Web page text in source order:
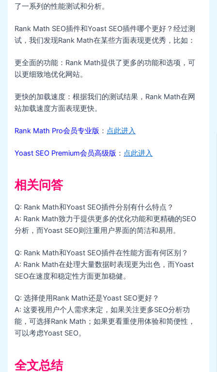
了一系列的性能测试和分析。
Rank Math SEO插件和Yoast⁤ SEO插件哪个更好？经过测
试，我们发现Rank Math在某些方面表现更优秀，比如：
更全面的功能：Rank Math提供了更多的功能和选项，可
以更细致地优化网站。
更快的加载速度：根据我们的测试结果，Rank Math在网
站加载速度方面表现更快。
Rank Math Pro会员专业版 ： 点此进入
Yoast⁤ SEO Premium会员高级版 ： 点此进入
相关问答
Q: Rank Math和Yoast SEO插件分别有什么特点？
A: Rank Math致力于提供更多的优化功能和更精确的SEO
分析，而Yoast SEO则注重用户界面的简洁和易用。
Q: ⁢Rank Math和Yoast SEO插件在性能方面有何区别？
A: Rank Math在处理大量数据时表现更为出色，而Yoast
SEO在速度和稳定性方面更加稳健。
Q: 选择使用Rank Math还是Yoast SEO更好？
A: 这要视用户个人需求来定，如果关注更多SEO分析功
能，可选择Rank Math；如果更看重使用体验和简便性，
可以考虑Yoast SEO。
全文总结